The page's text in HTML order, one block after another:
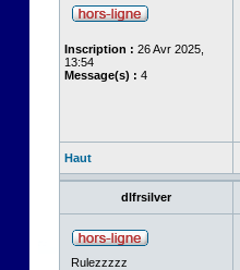
Inscription : 26 Avr 2025,
13:54
Message(s) : 4
Haut
dlfrsilver
Rulezzzzz